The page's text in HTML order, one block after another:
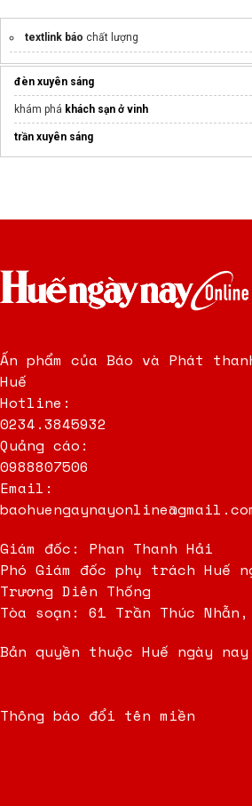
textlink báo chất lượng
đèn xuyên sáng
khám phá khách sạn ở vinh
trần xuyên sáng
Ấn phẩm của Báo và Phát
Huế
Hotline:
0234.3845932
Quảng cáo:
0988807506
Email:
Giám đốc: Phan Thanh Hải
Phó Giám đốc phụ trách Huế
Trương Diên Thống
Tòa soạn: 61 Trần Thúc Nhẫn,
Bản quyền thuộc Huế ngày nay
Thông báo đổi tên miền